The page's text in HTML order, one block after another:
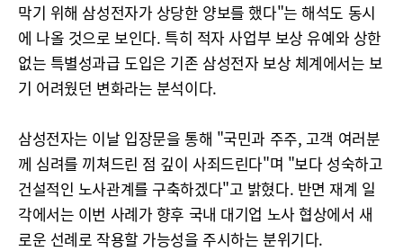
막기 위해 삼성전자가 상당한 양보를 했다"는 해석도 동시
에 나올 것으로 보인다. 특히 적자 사업부 보상 유예와 상한
없는 특별성과급 도입은 기존 삼성전자 보상 체계에서는 보
기 어려웠던 변화라는 분석이다.
삼성전자는 이날 입장문을 통해 "국민과 주주, 고객 여러분
께 심려를 끼쳐드린 점 깊이 사죄드린다"며 "보다 성숙하고
건설적인 노사관계를 구축하겠다"고 밝혔다. 반면 재계 일
각에서는 이번 사례가 향후 국내 대기업 노사 협상에서 새
로운 선례로 작용할 가능성을 주시하는 분위기다.